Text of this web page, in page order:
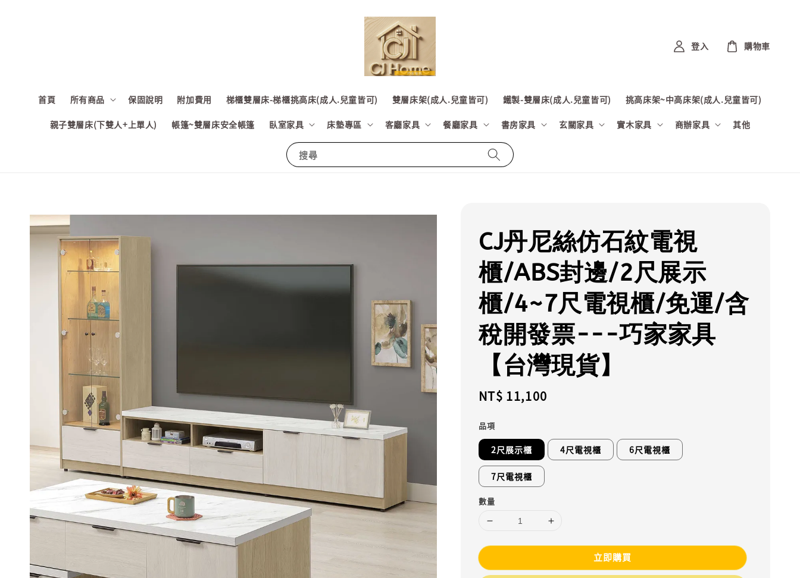
搜尋
首頁 所有商品 保固說明 附加費用 梯櫃雙層床-梯櫃挑高床(成人.兒童皆可) 雙層床架(成人.兒童皆可) 鐵製-雙層床(成人.兒童皆可) 挑高床架~中高床架(成人.兒童皆可)
親子雙層床(下雙人+上單人) 帳篷~雙層床安全帳篷 臥室家具 床墊專區 客廳家具 餐廳家具 書房家具 玄關家具 實木家具 商辦家具 其他
登入 購物車
CJ丹尼絲仿石紋電視
櫃/ABS封邊/2尺展示
櫃/4~7尺電視櫃/免運/含
稅開發票---巧家家具
【台灣現貨】
Regular
NT$ 11,100
品項
2尺展示櫃 4尺電視櫃 6尺電視櫃
7尺電視櫃
數量
立即購買